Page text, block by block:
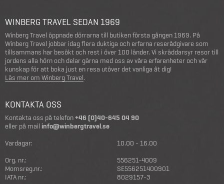
WINBERG TRAVEL SEDAN 1969
Winberg Travel öppnade dörrarna till butiken första gången 1969. På
Winberg Travel jobbar idag flera duktiga och erfarna reserådgivare som
tillsammans har besökt och rest i över 100 länder. Vi skräddarsyr resor till
jordens alla hörn och delar gärna med oss av våra erfarenheter och vår
kunskap för att boka just en resa utöver det vanliga åt dig!
Läs mer om Winberg Travel.
KONTAKTA OSS
Kontakta oss på telefon+46 (0)40-645 04 90
eller på mail info@winbergtravel.se
Vardagar:
10.00 - 16.00
Org. nr.:
556251-4009
Momsreg.nr.:
SE556251400901
IATA nr.:
8029157-3